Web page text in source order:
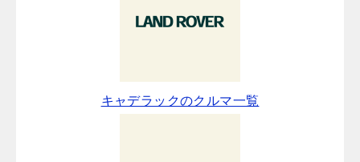
キャデラックのクルマ一覧